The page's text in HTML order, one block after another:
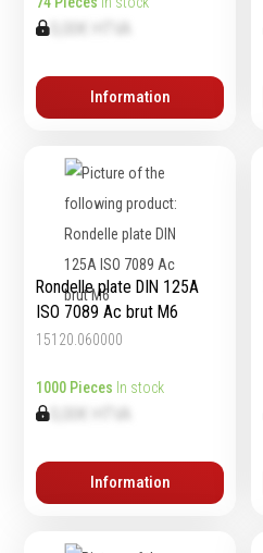
Equipement
d'atelier
Pompes & Vérins
Soudage & Matériel
haute température
Etaux
Mobilier & rangement
Marquage & Signalisation
Travail du tube
Equipement
pneumatique
Graissage & huilage
0,00€ HTVA
Information
Rondelle plate DIN 125A
ISO 7089 Ac brut M6
15120.060000
1000 Pieces In stock
0,00€ HTVA
Information